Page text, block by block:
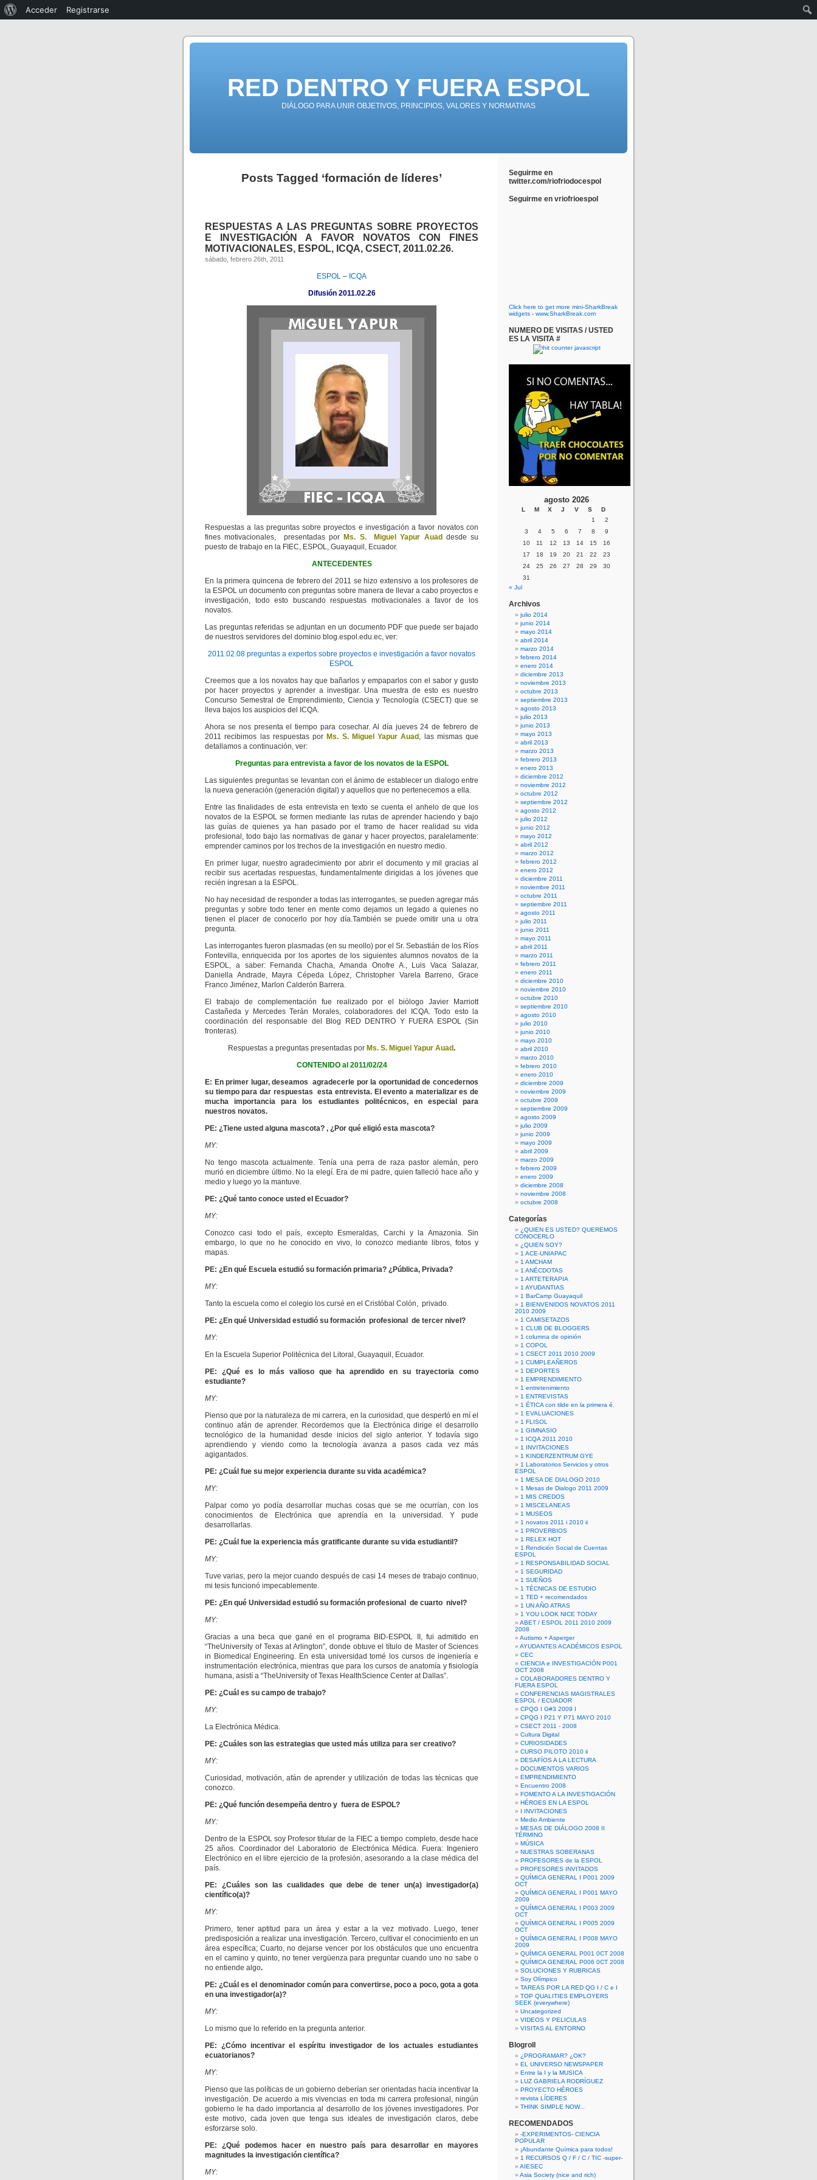
RED DENTRO Y FUERA ESPOL
DIÁLOGO PARA UNIR OBJETIVOS, PRINCIPIOS, VALORES Y NORMATIVAS
Posts Tagged ‘formación de líderes’
RESPUESTAS A LAS PREGUNTAS SOBRE PROYECTOS
E INVESTIGACIÓN A FAVOR NOVATOS CON FINES
MOTIVACIONALES, ESPOL, ICQA, CSECT, 2011.02.26.
sábado, febrero 26th, 2011
ESPOL – ICQA
Difusión 2011.02.26
Respuestas a las preguntas sobre proyectos e investigación a favor novatos con
fines motivacionales, presentadas por Ms. S. Miguel Yapur Auad desde su
puesto de trabajo en la FIEC, ESPOL, Guayaquil, Ecuador.
ANTECEDENTES
En la primera quincena de febrero del 2011 se hizo extensivo a los profesores de
la ESPOL un documento con preguntas sobre manera de llevar a cabo proyectos e
investigación, todo esto buscando respuestas motivacionales a favor de los
novatos.
Las preguntas referidas se adjuntan en un documento PDF que puede ser bajado
de nuestros servidores del dominio blog.espol.edu.ec, ver:
2011.02.08 preguntas a expertos sobre proyectos e investigación a favor novatos
ESPOL
Creemos que a los novatos hay que bañarlos y empaparlos con el sabor y gusto
por hacer proyectos y aprender a investigar. Una muestra de esto es nuestro
Concurso Semestral de Emprendimiento, Ciencia y Tecnología (CSECT) que se
lleva bajos los auspicios del ICQA.
Ahora se nos presenta el tiempo para cosechar. Al día jueves 24 de febrero de
2011 recibimos las respuestas por Ms. S. Miguel Yapur Auad , las mismas que
detallamos a continuación, ver:
Preguntas para entrevista a favor de los novatos de la ESPOL
Las siguientes preguntas se levantan con el ánimo de establecer un dialogo entre
la nueva generación (generación digital) y aquellos que no pertenecemos a ella.
Entre las finalidades de esta entrevista en texto se cuenta el anhelo de que los
novatos de la ESPOL se formen mediante las rutas de aprender haciendo y bajo
las guías de quienes ya han pasado por el tramo de hacer realidad su vida
profesional, todo bajo las normativas de ganar y hacer proyectos, paralelamente:
emprender caminos por los trechos de la investigación en nuestro medio.
En primer lugar, nuestro agradecimiento por abrir el documento y mil gracias al
recibir sus acertadas respuestas, fundamentalmente dirigidas a los jóvenes que
recién ingresan a la ESPOL.
No hay necesidad de responder a todas las interrogantes, se pueden agregar más
preguntas y sobre todo tener en mente como dejamos un legado a quienes no
tienen el placer de conocerlo por hoy día.También se puede omitir una u otra
pregunta.
Las interrogantes fueron plasmadas (en su meollo) por el Sr. Sebastián de los Ríos
Fontevilla, enriquecida por los aportes de los siguientes alumnos novatos de la
ESPOL, a saber: Fernanda Chacha, Amanda Onofre A., Luis Vaca Salazar,
Daniella Andrade, Mayra Cépeda López, Christopher Varela Barreno, Grace
Franco Jiménez, Marlon Calderón Barrera.
El trabajo de complementación fue realizado por el biólogo Javier Marriott
Castañeda y Mercedes Terán Morales, colaboradores del ICQA. Todo esto la
coordinación del responsable del Blog RED DENTRO Y FUERA ESPOL (Sin
fronteras).
Respuestas a preguntas presentadas por Ms. S. Miguel Yapur Auad.
CONTENIDO al 2011/02/24
E: En primer lugar, deseamos agradecerle por la oportunidad de concedernos
su tiempo para dar respuestas esta entrevista. El evento a materializar es de
mucha importancia para los estudiantes politécnicos, en especial para
nuestros novatos.
PE: ¿Tiene usted alguna mascota? , ¿Por qué eligió esta mascota?
MY:
No tengo mascota actualmente. Tenía una perra de raza pastor alemán, pero
murió en diciembre último. No la elegí. Era de mi padre, quien falleció hace año y
medio y luego yo la mantuve.
PE: ¿Qué tanto conoce usted el Ecuador?
MY:
Conozco casi todo el país, excepto Esmeraldas, Carchi y la Amazonia. Sin
embargo, lo que no he conocido en vivo, lo conozco mediante libros, fotos y
mapas.
PE: ¿En qué Escuela estudió su formación primaria? ¿Pública, Privada?
MY:
Tanto la escuela como el colegio los cursé en el Cristóbal Colón, privado.
PE: ¿En qué Universidad estudió su formación profesional de tercer nivel?
MY:
En la Escuela Superior Politécnica del Litoral, Guayaquil, Ecuador.
PE: ¿Qué es lo más valioso que ha aprendido en su trayectoria como
estudiante?
MY:
Pienso que por la naturaleza de mi carrera, en la curiosidad, que despertó en mí el
continuo afán de aprender. Recordemos que la Electrónica dirige el desarrollo
tecnológico de la humanidad desde inicios del siglo anterior. Y todavía sigo
aprendiendo y viendo como la tecnología avanza a pasos cada vez más
agigantados.
PE: ¿Cuál fue su mejor experiencia durante su vida académica?
MY:
Palpar como yo podía desarrollar muchas cosas que se me ocurrían, con los
conocimientos de Electrónica que aprendía en la universidad. Y pude
desarrollarlas.
PE: ¿Cuál fue la experiencia más gratificante durante su vida estudiantil?
MY:
Tuve varias, pero la mejor cuando después de casi 14 meses de trabajo continuo,
mi tesis funcionó impecablemente.
PE: ¿En qué Universidad estudió su formación profesional de cuarto nivel?
MY:
Gracias a una beca que gané en el programa BID-ESPOL II, fui admitido en
“TheUniversity of Texas at Arlington”, donde obtuve el título de Master of Sciences
in Biomedical Engineering. En esta universidad tomé los cursos de ingeniería e
instrumentación electrónica, mientras que para los cursos de anatomía y fisiología
humana, asistí a “TheUniversity of Texas HealthScience Center at Dallas”.
PE: ¿Cuál es su campo de trabajo?
MY:
La Electrónica Médica.
PE: ¿Cuáles son las estrategias que usted más utiliza para ser creativo?
MY:
Curiosidad, motivación, afán de aprender y utilización de todas las técnicas que
conozco.
PE: ¿Qué función desempeña dentro y fuera de ESPOL?
MY:
Dentro de la ESPOL soy Profesor titular de la FIEC a tiempo completo, desde hace
25 años. Coordinador del Laboratorio de Electrónica Médica. Fuera: Ingeniero
Electrónico en el libre ejercicio de la profesión, asesorando a la clase médica del
país.
PE: ¿Cuáles son las cualidades que debe de tener un(a) investigador(a)
científico(a)?
MY:
Primero, tener aptitud para un área y estar a la vez motivado. Luego, tener
predisposición a realizar una investigación. Tercero, cultivar el conocimiento en un
área específica; Cuarto, no dejarse vencer por los obstáculos que uno encuentra
en el camino y quinto, no tener vergüenza para preguntar cuando uno no sabe o
no entiende algo.
PE: ¿Cuál es el denominador común para convertirse, poco a poco, gota a gota
en una investigador(a)?
MY:
Lo mismo que lo referido en la pregunta anterior.
PE: ¿Cómo incentivar el espíritu investigador de los actuales estudiantes
ecuatorianos?
MY:
Pienso que las políticas de un gobierno deberían ser orientadas hacia incentivar la
investigación. De acuerdo a mis vivencias en toda mi carrera profesional, ningún
gobierno le ha dado importancia al desarrollo de los jóvenes investigadores. Por
este motivo, cada joven que tenga sus ideales de investigación claros, debe
esforzarse solo.
PE: ¿Qué podemos hacer en nuestro país para desarrollar en mayores
magnitudes la investigación científica?
MY:
Seguirme en
twitter.com/riofriodocespol
Seguirme en vriofrioespol
Click here to get more mini-SharkBreak
widgets - www.SharkBreak.com
NUMERO DE VISITAS / USTED
ES LA VISITA #
agosto 2026
L M X J V S
D
1
2
3
4 5 6 7 8
9
10
11 12 13 14 15
16
17
18 19 20 21 22
23
24
25 26 27 28 29
30
31
« Jul
Archivos
julio 2014
junio 2014
mayo 2014
abril 2014
marzo 2014
febrero 2014
enero 2014
diciembre 2013
noviembre 2013
octubre 2013
septiembre 2013
agosto 2013
julio 2013
junio 2013
mayo 2013
abril 2013
marzo 2013
febrero 2013
enero 2013
diciembre 2012
noviembre 2012
octubre 2012
septiembre 2012
agosto 2012
julio 2012
junio 2012
mayo 2012
abril 2012
marzo 2012
febrero 2012
enero 2012
diciembre 2011
noviembre 2011
octubre 2011
septiembre 2011
agosto 2011
julio 2011
junio 2011
mayo 2011
abril 2011
marzo 2011
febrero 2011
enero 2011
diciembre 2010
noviembre 2010
octubre 2010
septiembre 2010
agosto 2010
julio 2010
junio 2010
mayo 2010
abril 2010
marzo 2010
febrero 2010
enero 2010
diciembre 2009
noviembre 2009
octubre 2009
septiembre 2009
agosto 2009
julio 2009
junio 2009
mayo 2009
abril 2009
marzo 2009
febrero 2009
enero 2009
diciembre 2008
noviembre 2008
octubre 2008
Categorías
¿QUIEN ES USTED? QUEREMOS
CONOCERLO
¿QUIEN SOY?
1 ACE-UNIAPAC
1 AMCHAM
1 ANÉCDOTAS
1 ARTETERAPIA
1 AYUDANTIAS
1 BarCamp Guayaquil
1 BIENVENIDOS NOVATOS 2011
2010 2009
1 CAMISETAZOS
1 CLUB DE BLOGGERS
1 columna de opinión
1 COPOL
1 CSECT 2011 2010 2009
1 CUMPLEAÑEROS
1 DEPORTES
1 EMPRENDIMIENTO
1 entretenimiento
1 ENTREVISTAS
1 ÉTICA con tilde en la primera é.
1 EVALUACIONES
1 FLISOL
1 GIMNASIO
1 ICQA 2011 2010
1 INVITACIONES
1 KINDERZENTRUM GYE
1 Laboratorios Servicios y otros
ESPOL
1 MESA DE DIALOGO 2010
1 Mesas de Dialogo 2011 2009
1 MIS CREDOS
1 MISCELANEAS
1 MUSEOS
1 novatos 2011 i 2010 ii
1 PROVERBIOS
1 RELEX HOT
1 Rendición Social de Cuentas
ESPOL
1 RESPONSABILIDAD SOCIAL
1 SEGURIDAD
1 SUEÑOS
1 TÉCNICAS DE ESTUDIO
1 TED + recomendados
1 UN AÑO ATRAS
1 YOU LOOK NICE TODAY
ABET / ESPOL 2011 2010 2009
2008
Autismo + Asperger
AYUDANTES ACADÉMICOS ESPOL
CEC
CIENCIA e INVESTIGACIÓN P001
OCT 2008
COLABORADORES DENTRO Y
FUERA ESPOL
CONFERENCIAS MAGISTRALES
ESPOL / ECUADOR
CPQG I G#3 2009 I
CPQG I P21 Y P71 MAYO 2010
CSECT 2011 - 2008
Cultura Digital
CURIOSIDADES
CURSO PILOTO 2010 ii
DESAFÍOS A LA LECTURA
DOCUMENTOS VARIOS
EMPRENDIMIENTO
Encuentro 2008
FOMENTO A LA INVESTIGACIÓN
HÉROES EN LA ESPOL
I INVITACIONES
Medio Ambiente
MESAS DE DIÁLOGO 2008 II
TÉRMINO
MÚSICA
NUESTRAS SOBERANAS
PROFESORES de la ESPOL
PROFESORES INVITADOS
QUÍMICA GENERAL I P001 2009
OCT
QUÍMICA GENERAL I P001 MAYO
2009
QUÍMICA GENERAL I P003 2009
OCT
QUÍMICA GENERAL I P005 2009
OCT
QUÍMICA GENERAL I P008 MAYO
2009
QUÍMICA GENERAL P001 0CT 2008
QUÍMICA GENERAL P006 0CT 2008
SOLUCIONES Y RUBRICAS
Soy Olímpico
TAREAS POR LA RED QG I / C e I
TOP QUALITIES EMPLOYERS
SEEK (everywhere)
Uncategorized
VIDEOS Y PELICULAS
VISITAS AL ENTORNO
Blogroll
¿PROGRAMAR? ¿OK?
EL UNIVERSO NEWSPAPER
Entre la I y la MUSICA
LUZ GABRIELA RODRÍGUEZ
PROYECTO HÉROES
revista LÍDERES
THINK SIMPLE NOW...
RECOMENDADOS
-EXPERIMENTOS- CIENCIA
POPULAR
¡Abundante Química para todos!
1 RECURSOS Q / F / C / TIC -super-
AIESEC
Asia Society (nice and rich)
Acceder Registrarse